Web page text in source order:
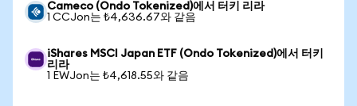
Cameco (Ondo Tokenized)에서 터키 리라
1 CCJon는 ₺4,636.67와 같음
iShares MSCI Japan ETF (Ondo Tokenized)에서 터키
리라
1 EWJon는 ₺4,618.55와 같음